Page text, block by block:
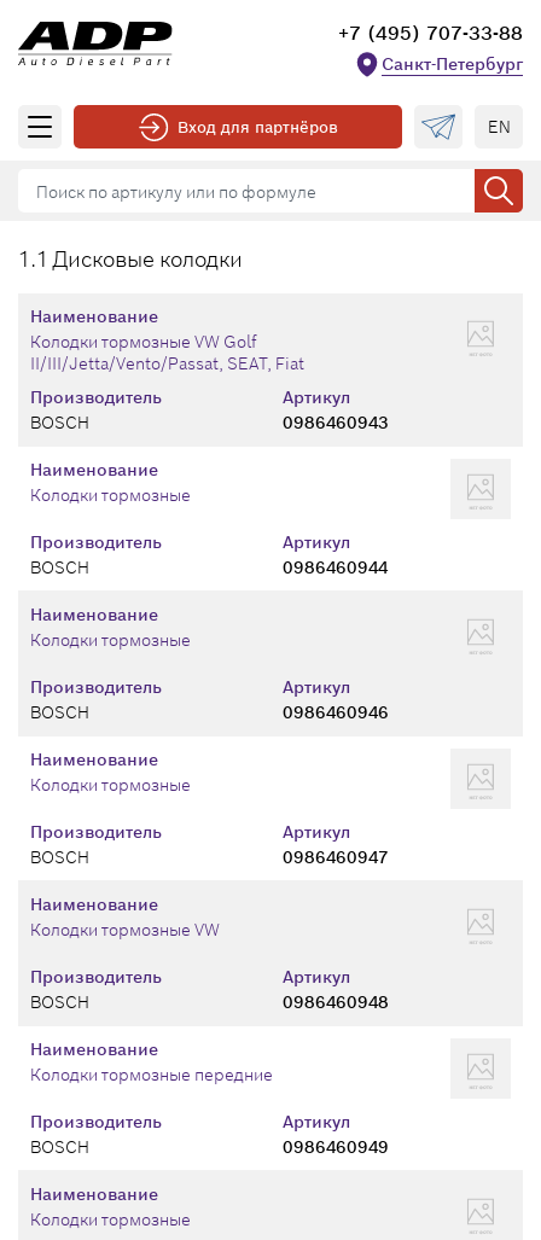
+7 (495) 707-33-88
Санкт-Петербург
Вход для партнёров EN
1.1 Дисковые колодки
Производитель
BOSCH
Артикул
0986460943
Наименование
Колодки тормозные VW Golf
II/III/Jetta/Vento/Passat, SEAT, Fiat
Производитель
BOSCH
Артикул
0986460944
Наименование
Колодки тормозные
Производитель
BOSCH
Артикул
0986460946
Наименование
Колодки тормозные
Производитель
BOSCH
Артикул
0986460947
Наименование
Колодки тормозные
Производитель
BOSCH
Артикул
0986460948
Наименование
Колодки тормозные VW
Производитель
BOSCH
Артикул
0986460949
Наименование
Колодки тормозные передние
Наименование
Колодки тормозные